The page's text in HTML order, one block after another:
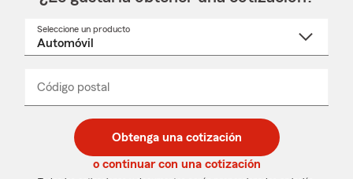
Seleccione un producto
desplegable
Código postal
de
5
dígitos
de
5
dígitos
_____
Obtenga una cotización
o continuar con una cotización